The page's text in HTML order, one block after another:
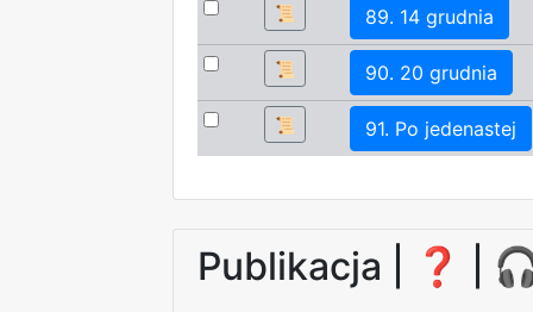
📜 89. 14 grudnia
📜 90. 20 grudnia
📜 91. Po jedenastej
Publikacja | ❓ |